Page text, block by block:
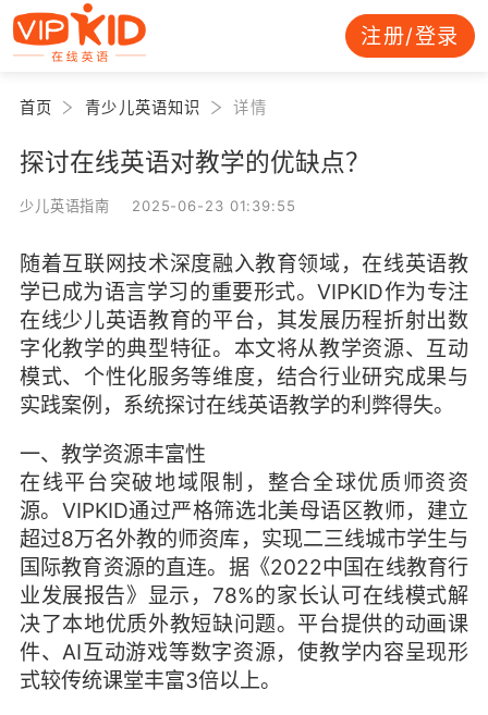
注册/登录
首页 青少儿英语知识 详情
探讨在线英语对教学的优缺点？
少儿英语指南 2025-06-23 01:39:55
随着互联网技术深度融入教育领域，在线英语教
学已成为语言学习的重要形式。VIPKID作为专注
在线少儿英语教育的平台，其发展历程折射出数
字化教学的典型特征。本文将从教学资源、互动
模式、个性化服务等维度，结合行业研究成果与
实践案例，系统探讨在线英语教学的利弊得失。
一、教学资源丰富性
在线平台突破地域限制，整合全球优质师资资
源。VIPKID通过严格筛选北美母语区教师，建立
超过8万名外教的师资库，实现二三线城市学生与
国际教育资源的直连。据《2022中国在线教育行
业发展报告》显示，78%的家长认可在线模式解
决了本地优质外教短缺问题。平台提供的动画课
件、AI互动游戏等数字资源，使教学内容呈现形
式较传统课堂丰富3倍以上。